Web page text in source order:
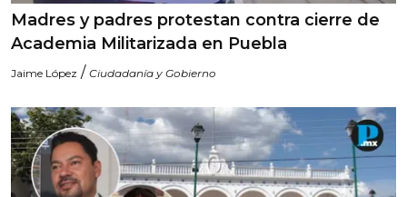
Madres y padres protestan contra cierre de
Academia Militarizada en Puebla
Jaime López / Ciudadanía y Gobierno